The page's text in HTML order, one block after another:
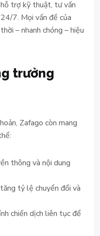
hỗ trợ kỹ thuật, tư vấn
7. Mọi vấn đề của
– nhanh chóng – hiệu
trưởng
Zafago còn mang
thông và nội dung
tỷ lệ chuyển đổi và
chiến dịch liên tục để